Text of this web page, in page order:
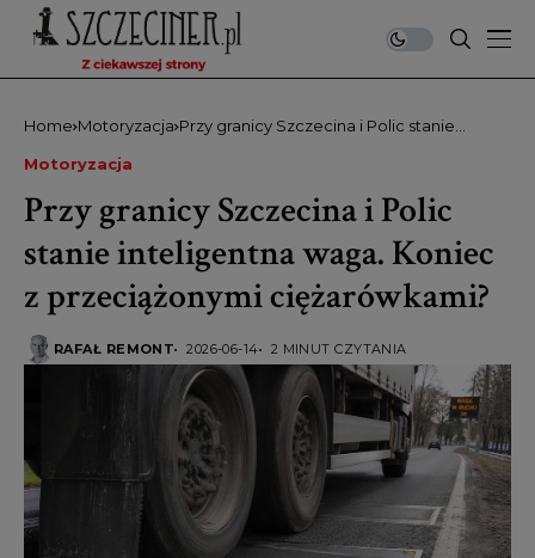
Home Motoryzacja Przy granicy Szczecina i Polic stanie
Motoryzacja
Przy granicy Szczecina i Polic
stanie inteligentna waga. Koniec
z przeciążonymi ciężarówkami?
RAFAŁ REMONT 2026-06-14 2 MINUT CZYTANIA